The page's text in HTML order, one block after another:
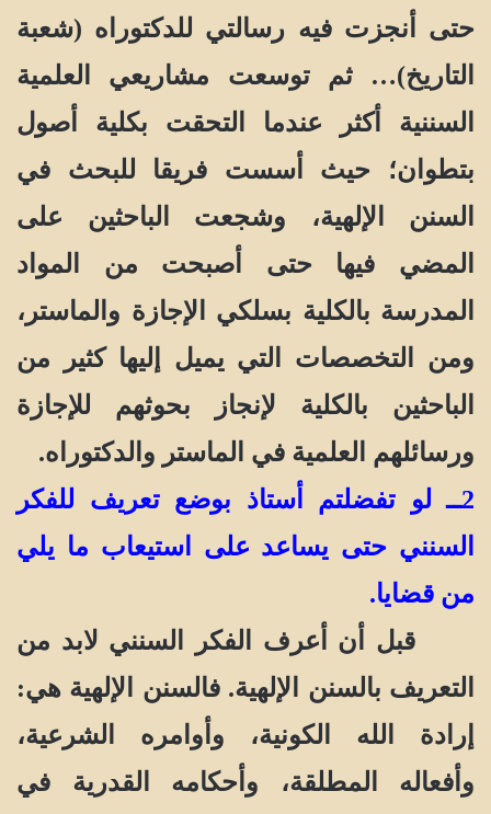
حتى أنجزت فيه رسالتي للدكتوراه (شعبة
التاريخ)… ثم توسعت مشاريعي العلمية
السننية أكثر عندما التحقت بكلية أصول
بتطوان؛ حيث أسست فريقا للبحث في
السنن الإلهية، وشجعت الباحثين على
المضي فيها حتى أصبحت من المواد
المدرسة بالكلية بسلكي الإجازة والماستر،
ومن التخصصات التي يميل إليها كثير من
الباحثين بالكلية لإنجاز بحوثهم للإجازة
ورسائلهم العلمية في الماستر والدكتوراه.
2ــ لو تفضلتم أستاذ بوضع تعريف للفكر
السنني حتى يساعد على استيعاب ما يلي
من قضايا.
قبل أن أعرف الفكر السنني لابد من
التعريف بالسنن الإلهية. فالسنن الإلهية هي:
إرادة الله الكونية، وأوامره الشرعية،
وأفعاله المطلقة، وأحكامه القدرية في